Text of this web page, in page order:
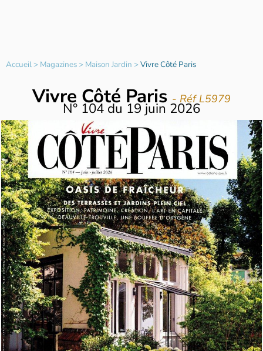
Accueil> Magazines> Maison Jardin >Vivre Côté Paris
Vivre Côté Paris - Réf L5979
N° 104du 19 juin 2026